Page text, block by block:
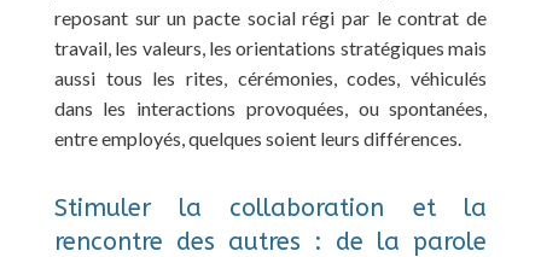
reposant sur un pacte social régi par le contrat de
travail, les valeurs, les orientations stratégiques mais
aussi tous les rites, cérémonies, codes, véhiculés
dans les interactions provoquées, ou spontanées,
entre employés, quelques soient leurs différences.
Stimuler la collaboration et la
rencontre des autres : de la parole